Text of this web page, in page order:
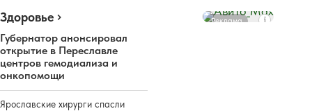
Здоровье
Губернатор анонсировал
открытие в Переславле
центров гемодиализа и
онкопомощи
Ярославские хирурги спасли
Реклама